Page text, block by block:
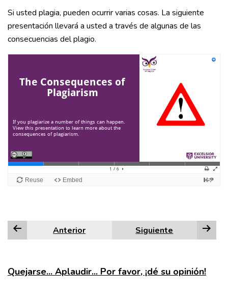
Si usted plagia, pueden ocurrir varias cosas. La siguiente
presentación llevará a usted a través de algunas de las
consecuencias del plagio.
Anterior Siguiente
Quejarse... Aplaudir... Por favor, ¡dé su opinión!